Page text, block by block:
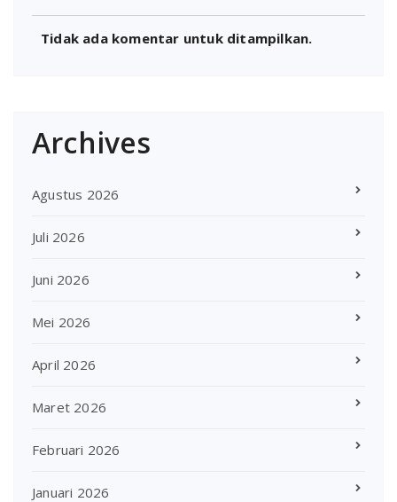
Tidak ada komentar untuk ditampilkan.
Archives
Agustus 2026
Juli 2026
Juni 2026
Mei 2026
April 2026
Maret 2026
Februari 2026
Januari 2026